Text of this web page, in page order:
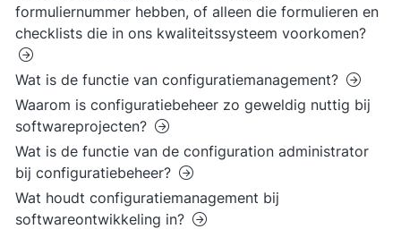
formuliernummer hebben, of alleen die formulieren en
checklists die in ons kwaliteitssysteem voorkomen?
Wat is de functie van configuratiemanagement?
Waarom is configuratiebeheer zo geweldig nuttig bij
softwareprojecten?
Wat is de functie van de configuration administrator
bij configuratiebeheer?
Wat houdt configuratiemanagement bij
softwareontwikkeling in?